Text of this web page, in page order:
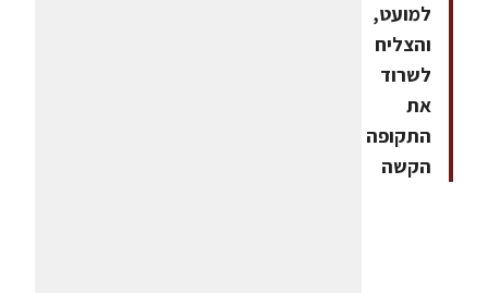
למועט,
והצליח
לשרוד
את
התקופה
הקשה